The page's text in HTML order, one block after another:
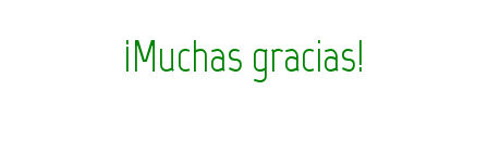
¡Muchas gracias!